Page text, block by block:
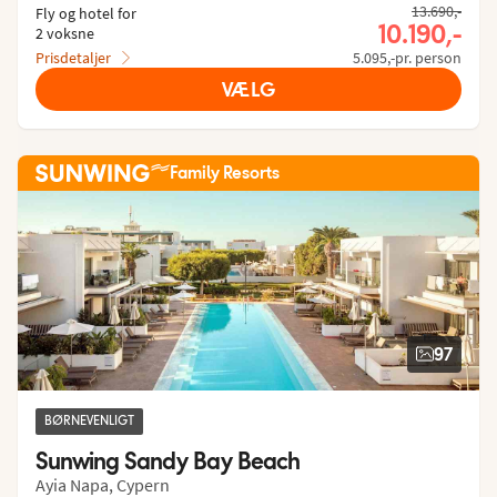
Fly og hotel for
2 voksne
Prisdetaljer
13.690,-
10.190,-
5.095,-pr. person
VÆLG
Family Resorts
97
BØRNEVENLIGT
Sunwing Sandy Bay Beach
Ayia Napa, Cypern